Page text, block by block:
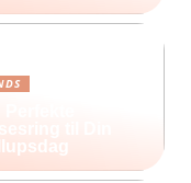
til Din